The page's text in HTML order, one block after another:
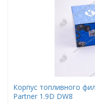
Корпус топливного
Partner 1.9D DW8